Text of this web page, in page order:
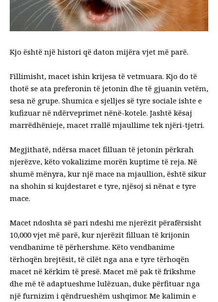
Kjo është një histori që daton mijëra vjet më parë.
Fillimisht, macet ishin krijesa të vetmuara. Kjo do të
thotë se ata preferonin të jetonin dhe të gjuanin vetëm,
sesa në grupe. Shumica e sjelljes së tyre sociale ishte e
kufizuar në ndërveprimet nënë-kotele. Jashtë kësaj
marrëdhënieje, macet rrallë mjaullime tek njëri-tjetri.
Megjithatë, ndërsa macet filluan të jetonin përkrah
njerëzve, këto vokalizime morën kuptime të reja. Në
shumë mënyra, kur një mace na mjaullion, është sikur
na shohin si kujdestaret e tyre, njësoj si nënat e tyre
mace.
Macet ndoshta së pari ndeshi me njerëzit përafërsisht
10,000 vjet më parë, kur njerëzit filluan të krijonin
vendbanime të përhershme. Këto vendbanime
tërhoqën brejtësit, të cilët nga ana e tyre tërhoqën
macet në kërkim të presë. Macet më pak të frikshme
dhe më të adaptueshme lulëzuan, duke përfituar nga
një furnizim i qëndrueshëm ushqimor. Me kalimin e